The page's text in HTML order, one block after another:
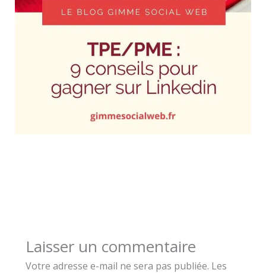
Laisser un commentaire
Votre adresse e-mail ne sera pas publiée. Les